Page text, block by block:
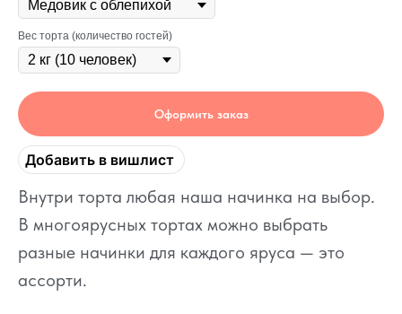
Вес торта (количество гостей)
Оформить заказ
Добавить в вишлист
Внутри торта любая наша начинка на выбор.
В многоярусных тортах можно выбрать
разные начинки для каждого яруса — это
ассорти.